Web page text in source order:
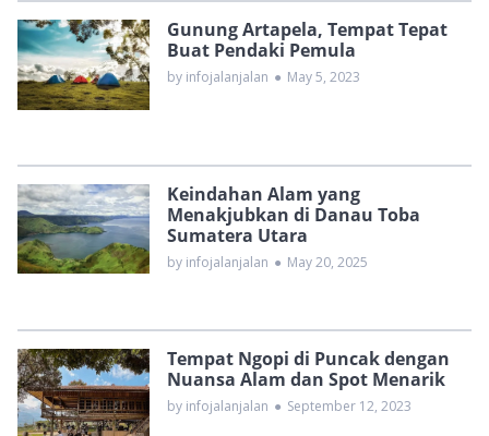
Gunung Artapela, Tempat Tepat
Buat Pendaki Pemula
by infojalanjalan ● May 5, 2023
Keindahan Alam yang
Menakjubkan di Danau Toba
Sumatera Utara
by infojalanjalan ● May 20, 2025
Tempat Ngopi di Puncak dengan
Nuansa Alam dan Spot Menarik
by infojalanjalan ● September 12, 2023